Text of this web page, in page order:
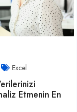
Excel
Etmenin En